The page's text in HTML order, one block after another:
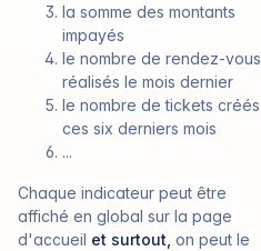
la somme des montants
impayés
le nombre de rendez-vous
réalisés le mois dernier
le nombre de tickets créés
ces six derniers mois
...
Chaque indicateur peut être
affiché en global sur la page
d'accueil et surtout, on peut le